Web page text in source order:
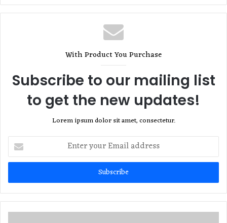
With Product You Purchase
Subscribe to our mailing list
to get the new updates!
Lorem ipsum dolor sit amet, consectetur.
Enter
your
Email